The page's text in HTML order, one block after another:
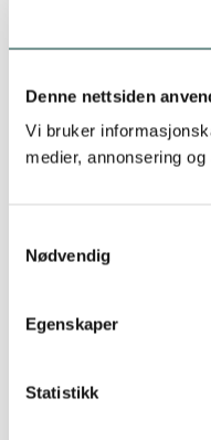
Denne nettsiden
Vi bruker
medier, annonsering
Nødvendig
Egenskaper
Statistikk